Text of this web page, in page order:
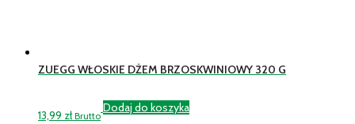
ZUEGG WŁOSKIE DŻEM BRZOSKWINIOWY 320 G
13,99 zł Brutto
Dodaj do koszyka